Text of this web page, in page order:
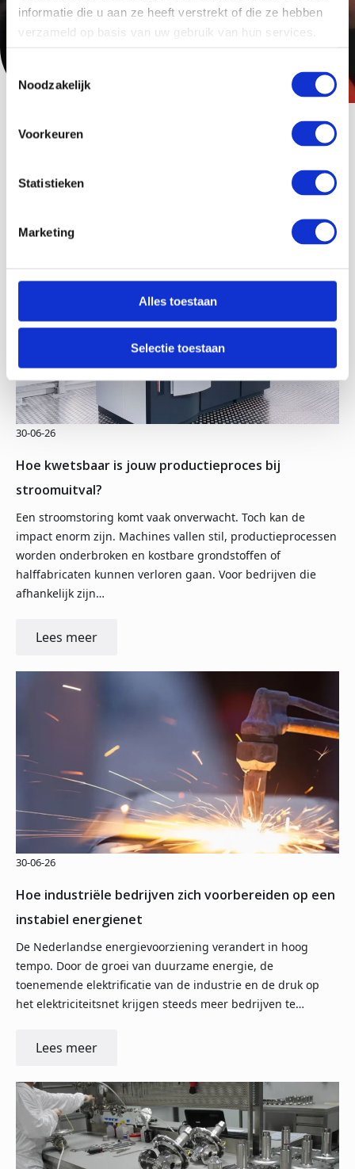
informatie die u aan ze heeft verstrekt of die ze hebben
verzameld op basis van uw gebruik van hun services.
Toestemmingsselectie
Noodzakelijk
Voorkeuren
Statistieken
Marketing
Alles toestaan
Selectie toestaan
Hoe kwetsbaar is jouw productieproces bij
stroomuitval?
30-06-26
Een stroomstoring komt vaak onverwacht. Toch kan de
impact enorm zijn. Machines vallen stil, productieprocessen
worden onderbroken en kostbare grondstoffen of
halffabricaten kunnen verloren gaan. Voor bedrijven die
afhankelijk zijn…
Lees meer
Hoe industriële bedrijven zich voorbereiden op een
instabiel energienet
30-06-26
De Nederlandse energievoorziening verandert in hoog
tempo. Door de groei van duurzame energie, de
toenemende elektrificatie van de industrie en de druk op
het elektriciteitsnet krijgen steeds meer bedrijven te…
Lees meer